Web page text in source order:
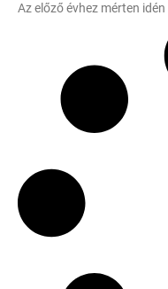
Az előző évhez mérten